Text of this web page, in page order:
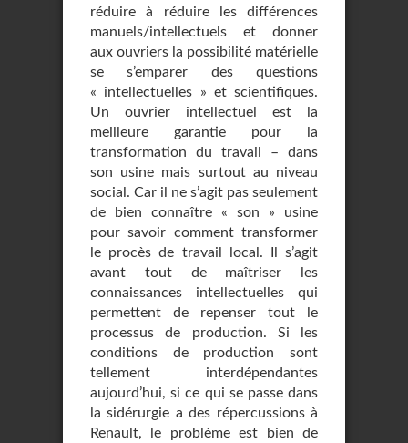
réduire à réduire les différences
manuels/intellectuels et donner
aux ouvriers la possibilité matérielle
se s’emparer des questions
« intellectuelles » et scientifiques.
Un ouvrier intellectuel est la
meilleure garantie pour la
transformation du travail – dans
son usine mais surtout au niveau
social. Car il ne s’agit pas seulement
de bien connaître « son » usine
pour savoir comment transformer
le procès de travail local. Il s’agit
avant tout de maîtriser les
connaissances intellectuelles qui
permettent de repenser tout le
processus de production. Si les
conditions de production sont
tellement interdépendantes
aujourd’hui, si ce qui se passe dans
la sidérurgie a des répercussions à
Renault, le problème est bien de